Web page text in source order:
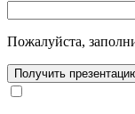
Пожалуйста,
Получить